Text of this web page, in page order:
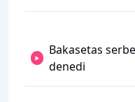
Bakasetas
denedi